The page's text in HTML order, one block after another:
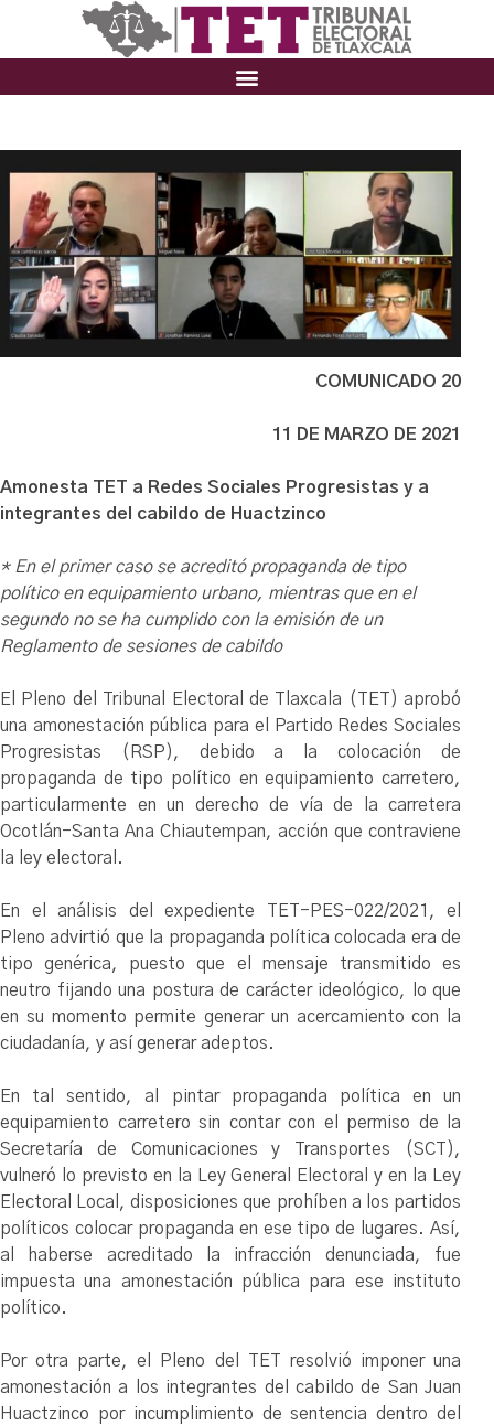
COMUNICADO 20
11 DE MARZO DE 2021
Amonesta TET a Redes Sociales Progresistas y a
integrantes del cabildo de Huactzinco
* En el primer caso se acreditó propaganda de tipo
político en equipamiento urbano, mientras que en el
segundo no se ha cumplido con la emisión de un
Reglamento de sesiones de cabildo
El Pleno del Tribunal Electoral de Tlaxcala (TET) aprobó
una amonestación pública para el Partido Redes Sociales
Progresistas (RSP), debido a la colocación de
propaganda de tipo político en equipamiento carretero,
particularmente en un derecho de vía de la carretera
Ocotlán-Santa Ana Chiautempan, acción que contraviene
la ley electoral.
En el análisis del expediente TET-PES-022/2021, el
Pleno advirtió que la propaganda política colocada era de
tipo genérica, puesto que el mensaje transmitido es
neutro fijando una postura de carácter ideológico, lo que
en su momento permite generar un acercamiento con la
ciudadanía, y así generar adeptos.
En tal sentido, al pintar propaganda política en un
equipamiento carretero sin contar con el permiso de la
Secretaría de Comunicaciones y Transportes (SCT),
vulneró lo previsto en la Ley General Electoral y en la Ley
Electoral Local, disposiciones que prohíben a los partidos
políticos colocar propaganda en ese tipo de lugares. Así,
al haberse acreditado la infracción denunciada, fue
impuesta una amonestación pública para ese instituto
político.
Por otra parte, el Pleno del TET resolvió imponer una
amonestación a los integrantes del cabildo de San Juan
Huactzinco por incumplimiento de sentencia dentro del